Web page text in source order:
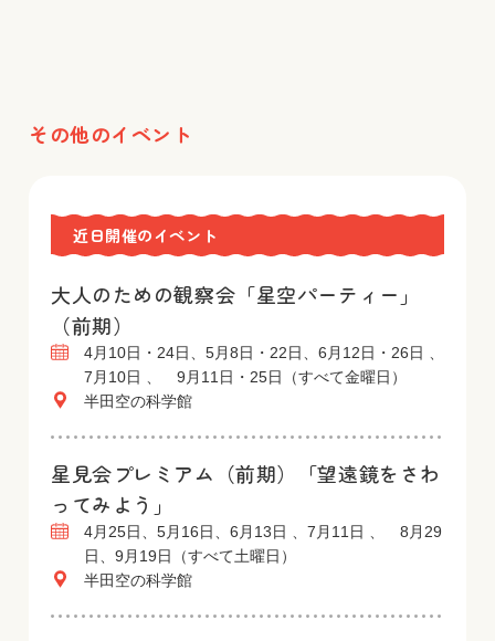
その他のイベント
近日開催のイベント
大人のための観察会「星空パーティー」
（前期）
4月10日・24日、5月8日・22日、6月12日・26日 、
7月10日 、 9月11日・25日（すべて金曜日）
半田空の科学館
星見会プレミアム（前期）「望遠鏡をさわ
ってみよう」
4月25日、5月16日、6月13日 、7月11日 、 8月29
日、9月19日（すべて土曜日）
半田空の科学館